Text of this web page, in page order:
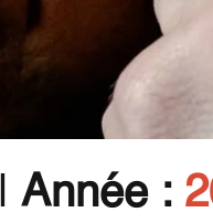
Année :